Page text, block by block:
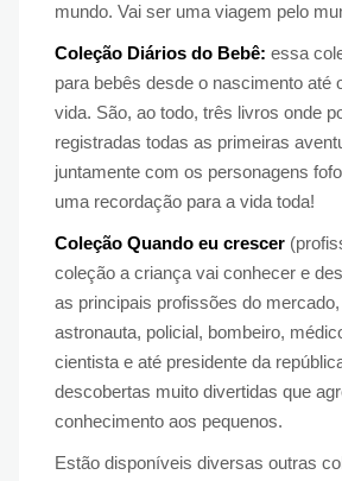
mundo. Vai ser uma viagem pelo
Coleção Diários do Bebê: essa
para bebês desde o nascimento até
vida. São, ao todo, três livros onde
registradas todas as primeiras
juntamente com os personagens
uma recordação para a vida toda!
Coleção Quando eu crescer
coleção a criança vai conhecer e
as principais profissões do
astronauta, policial, bombeiro,
cientista e até presidente da
descobertas muito divertidas que
conhecimento aos pequenos.
Estão disponíveis diversas outras